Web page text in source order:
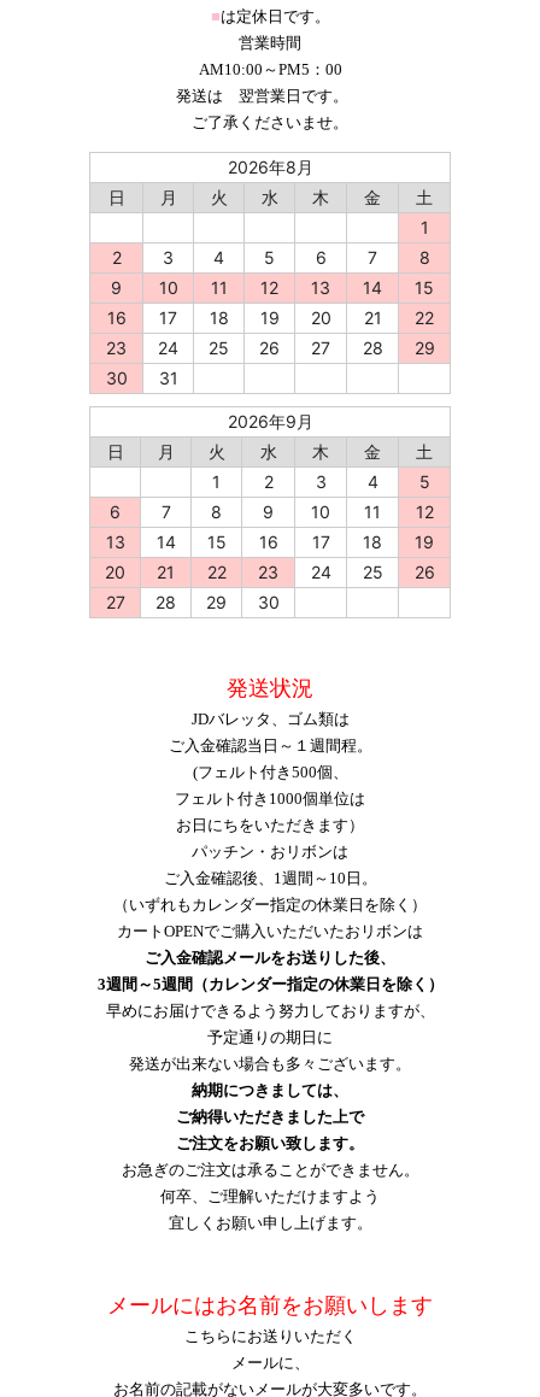
■は定休日です。
営業時間
AM10:00～PM5：00
発送は 翌営業日です。
ご了承くださいませ。
2026年8月
日
月 火 水 木 金
土
1
2
3 4 5 6 7
8
9
10 11 12 13 14
15
16
17 18 19 20 21
22
23
24 25 26 27 28
29
30
31
2026年9月
日
月 火 水 木 金
土
1
2 3 4
5
6
7 8 9 10 11
12
13
14 15 16 17 18
19
20
21 22 23 24 25
26
27
28 29 30
発送状況
JDバレッタ、ゴム類は
ご入金確認当日～１週間程。
(フェルト付き500個、
フェルト付き1000個単位は
お日にちをいただきます）
パッチン・おリボンは
ご入金確認後、1週間～10日。
（いずれもカレンダー指定の休業日を除く）
カートOPENでご購入いただいたおリボンは
ご入金確認メールをお送りした後、
3週間～5週間（カレンダー指定の休業日を除く）
早めにお届けできるよう努力しておりますが、
予定通りの期日に
発送が出来ない場合も多々ございます。
納期につきましては、
ご納得いただきました上で
ご注文をお願い致します。
お急ぎのご注文は承ることができません。
何卒、ご理解いただけますよう
宜しくお願い申し上げます。
メールにはお名前をお願いします
こちらにお送りいただく
メールに、
お名前の記載がないメールが大変多いです。